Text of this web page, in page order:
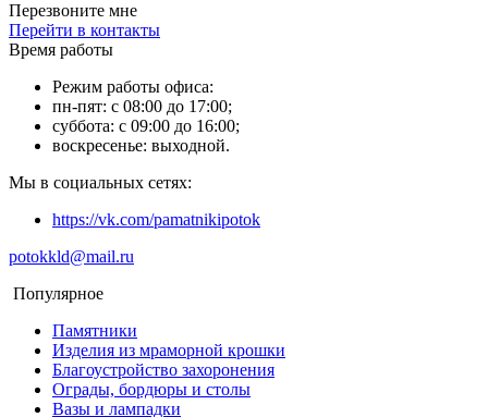
Перезвоните мне
Перейти в контакты
Время работы
Режим работы офиса:
пн-пят: с 08:00 до 17:00;
суббота: с 09:00 до 16:00;
воскресенье: выходной.
Мы в социальных сетях:
https://vk.com/pamatnikipotok
potokkld@mail.ru
Популярное
Памятники
Изделия из мраморной крошки
Благоустройство захоронения
Ограды, бордюры и столы
Вазы и лампадки